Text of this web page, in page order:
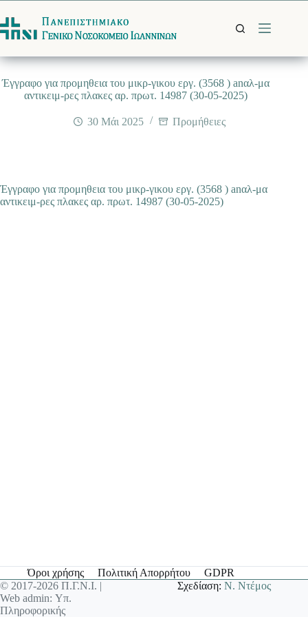
στο
περιεχόμενο
Έγγραφο για προμηθεια του μικρ-γικου εργ. (3568 ) anαλ-μα
αντικειμ-ρες πλακες αρ. πρωτ. 14987 (30-05-2025)
30 Μάι 2025 Προμήθειες
Έγγραφο για προμηθεια του μικρ-γικου εργ. (3568 ) anαλ-μα
αντικειμ-ρες πλακες αρ. πρωτ. 14987 (30-05-2025)
Όροι χρήσης Πολιτική Απορρήτου
GDPR
© 2017-2026 Π.Γ.Ν.Ι. |
Web admin: Υπ.
Πληροφορικής
Σχεδίαση:Ν. Ντέμος